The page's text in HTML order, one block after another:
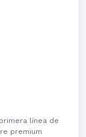
línea de
premium